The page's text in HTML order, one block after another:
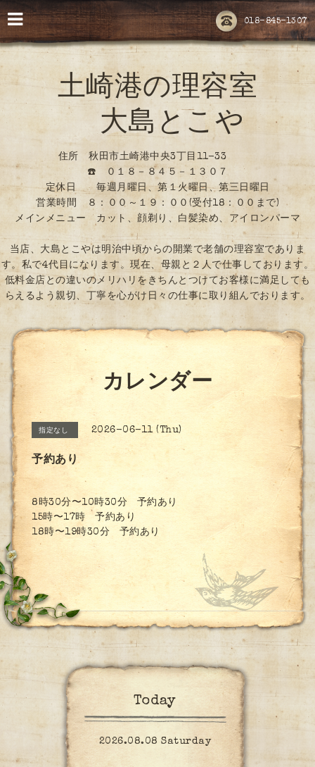
018-845-1307
土崎港の理容室
大島とこや
住所 秋田市土崎港中央3丁目11-33
☎️ ０１８－８４５－１３０７
定休日 毎週月曜日、第１火曜日、第三日曜日
営業時間 ８：００～１９：００(受付18：００まで)
メインメニュー カット、顔剃り、白髪染め、アイロンパーマ
当店、大島とこやは明治中頃からの開業で老舗の理容室でありま
す。私で4代目になります。現在、母親と２人で仕事しております。
低料金店との違いのメリハリをきちんとつけてお客様に満足しても
らえるよう親切、丁寧を心がけ日々の仕事に取り組んでおります。
カレンダー
指定なし 2026-06-11 (Thu)
予約あり
8時30分〜10時30分 予約あり
15時〜17時 予約あり
18時〜19時30分 予約あり
Today
2026.08.08 Saturday